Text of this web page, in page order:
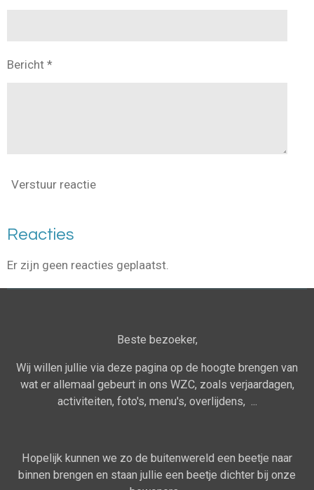
Bericht *
Verstuur reactie
Reacties
Er zijn geen reacties geplaatst.
Beste bezoeker,
Wij willen jullie via deze pagina op de hoogte brengen van
wat er allemaal gebeurt in ons WZC, zoals verjaardagen,
activiteiten, foto's, menu's, overlijdens, ...
Hopelijk kunnen we zo de buitenwereld een beetje naar
binnen brengen en staan jullie een beetje dichter bij onze